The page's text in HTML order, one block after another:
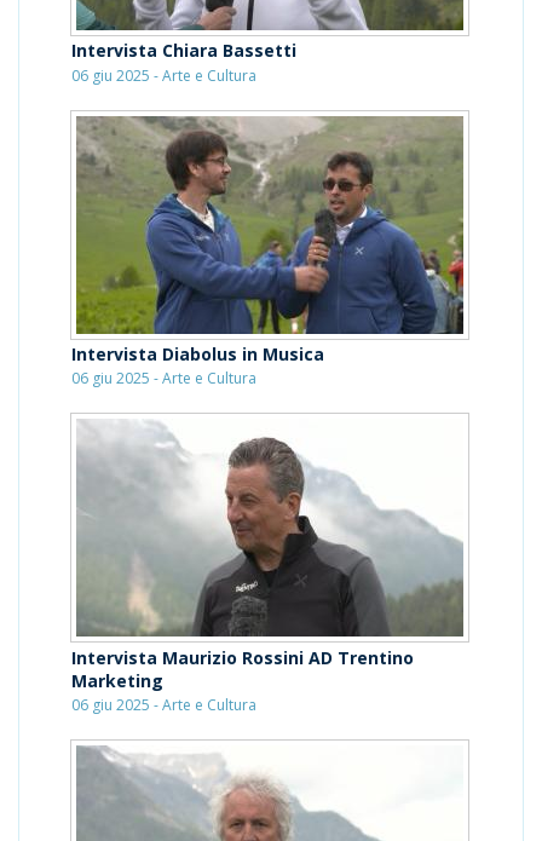
Intervista Chiara Bassetti
06 giu 2025 - Arte e Cultura
Intervista Diabolus in Musica
06 giu 2025 - Arte e Cultura
Intervista Maurizio Rossini AD Trentino
Marketing
06 giu 2025 - Arte e Cultura